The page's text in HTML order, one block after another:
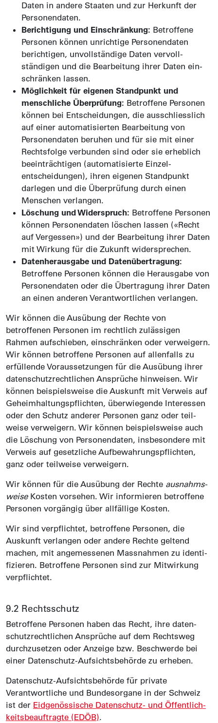
Daten in andere Staaten und zur Herkunft der
Personen­daten.
Berichtigung und Einschränkung: Betroffene
Personen können unrichtige Personen­daten
berichtigen, unvoll­ständige Daten vervoll­
ständigen und die Bear­beitung ihrer Daten ein­
schränken lassen.
Möglichkeit für eigenen Stand­punkt und
mensch­liche Überprüfung: Betroffene Personen
können bei Entscheidungen, die ausschliess­lich
auf einer auto­matisierten Bearbeitung von
Personen­daten beruhen und für sie mit einer
Rechts­folge verbunden sind oder sie erheblich
beein­trächtigen (auto­matisierte Einzel­
entscheidungen), ihren eigenen Stand­punkt
darlegen und die Über­prüfung durch einen
Menschen verlangen.
Löschung und Widerspruch: Betroffene Personen
können Personen­daten löschen lassen («Recht
auf Ver­gessen») und der Bear­beitung ihrer Daten
mit Wirkung für die Zukunft wider­sprechen.
Datenherausgabe und Datenübertragung:
Betroffene Personen können die Heraus­gabe von
Personen­daten oder die Übe­rtragung ihrer Daten
an einen anderen Verant­wortlichen verlangen.
Wir können die Ausübung der Rechte von
betroffenen Personen im recht­lich zu­lässigen
Rahmen auf­schieben, ein­schränken oder ver­weigern.
Wir können betroffene Personen auf allen­falls zu
erfüllende Voraus­setzungen für die Ausübung ihrer
daten­schutz­rechtlichen Ansprüche hinweisen. Wir
können beispiels­weise die Aus­kunft mit Ver­weis auf
Geheim­haltungs­pflichten, überwiegende Inter­essen
oder den Schutz anderer Personen ganz oder teil­
weise verweigern. Wir können beispielsweise auch
die Löschung von Personen­daten, ins­besondere mit
Verweis auf gesetz­liche Auf­bewahrungs­pflichten,
ganz oder teil­weise verweigern.
Wir können für die Aus­übung der Rechte ausnahms­
weiseKosten vor­sehen. Wir infor­mieren be­troffene
Per­sonen vorgängig über all­fällige Kosten.
Wir sind ver­pflichtet, betroffene Personen, die
Auskunft ver­langen oder andere Rechte geltend
machen, mit angemessenen Mass­nahmen zu identi­
fizieren. Betroffene Personen sind zur Mit­wirkung
verpflichtet.
9.2 Rechtsschutz
Betroffene Personen haben das Recht, ihre daten­
schutz­rechtlichen Ansprüche auf dem Recht­sweg
durch­zusetzen oder Anzeige bzw. Beschwerde bei
einer Daten­schutz-Auf­sichts­behörde zu erheben.
Daten­schutz-Aufsichts­behörde für private
Verantwortliche und Bundes­organe in der Schweiz
ist der Eid­genössische Daten­schutz- und Öffentlich­
keits­beauftragte (EDÖB).